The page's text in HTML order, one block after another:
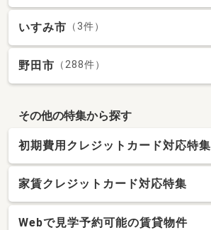
いすみ市 （3件）
野田市 （288件）
その他の特集から探す
初期費用クレジットカード対応特集
家賃クレジットカード対応特集
Webで見学予約可能の賃貸物件